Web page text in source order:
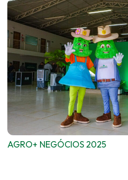
AGRO+ NEGÓCIOS 2025